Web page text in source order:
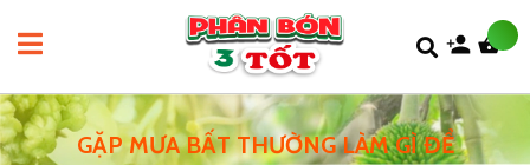
GẶP MƯA BẤT THƯỜNG LÀM GÌ ĐỂ